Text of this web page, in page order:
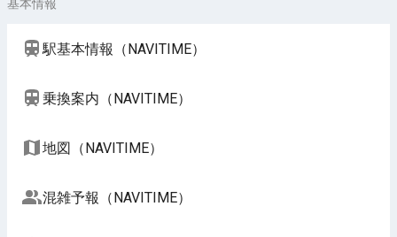
基本情報
駅基本情報（NAVITIME）
乗換案内（NAVITIME）
地図（NAVITIME）
混雑予報（NAVITIME）